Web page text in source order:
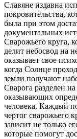
Славяне издавна
покровительства,
была при этом
документальных
Сварожьего круга,
делит небосвод на
оказывает свое
когда Солнце
земли получают
Сварога разделен
оказывающих
человека. Каждый
чертог сварожьего
зависит не только
которые помогут